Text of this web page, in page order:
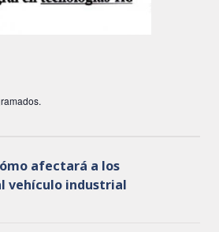
afectará a los
vehículo industrial